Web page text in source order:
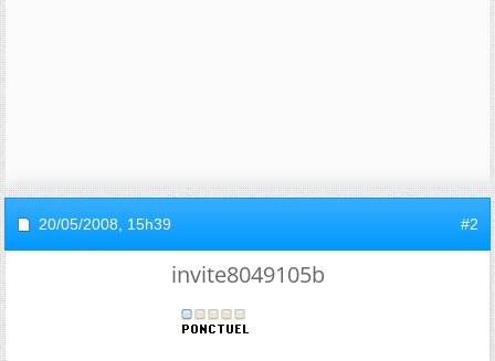
20/05/2008, 15h39 #2
invite8049105b